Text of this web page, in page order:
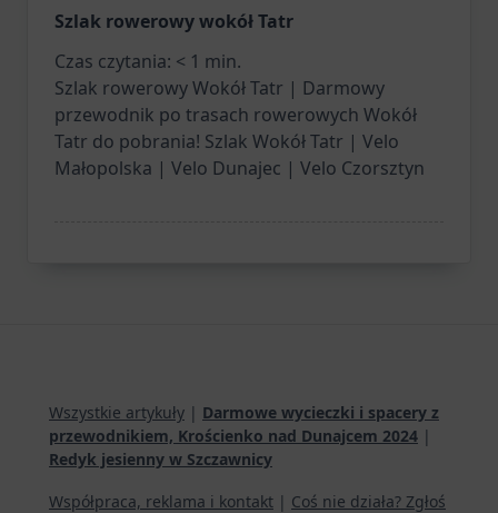
Szlak rowerowy wokół Tatr
Czas czytania: < 1 min.
Szlak rowerowy Wokół Tatr | Darmowy
przewodnik po trasach rowerowych Wokół
Tatr do pobrania! Szlak Wokół Tatr | Velo
Małopolska | Velo Dunajec | Velo Czorsztyn
Wszystkie artykuły | Darmowe wycieczki i spacery z
przewodnikiem, Krościenko nad Dunajcem 2024 |
Redyk jesienny w Szczawnicy
Współpraca, reklama i kontakt | Coś nie działa? Zgłoś